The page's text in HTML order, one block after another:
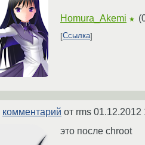
Homura_Akemi ★ (
Ссылка
комментарий от rms 01.12.2012
это после chroot